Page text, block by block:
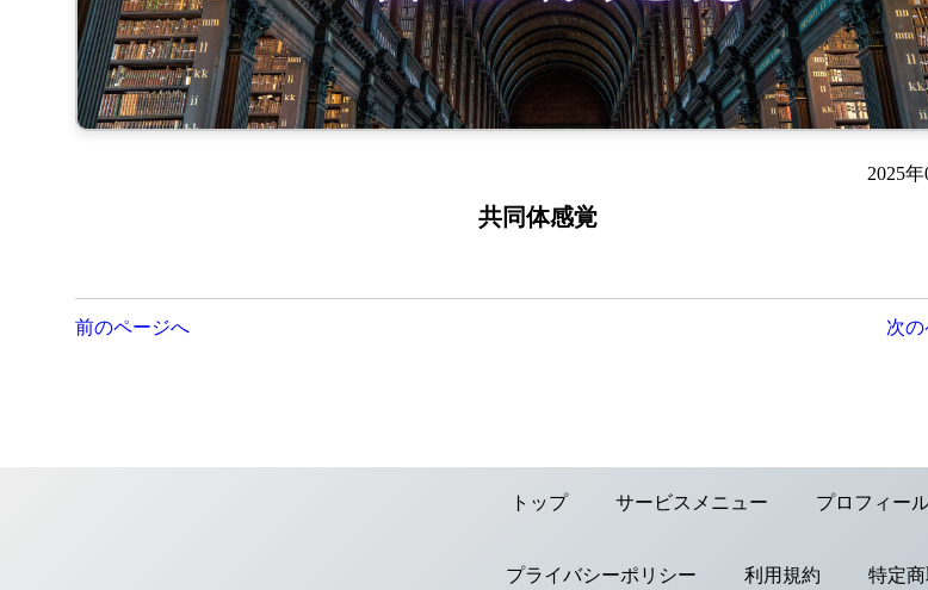
2025年
共同体感覚
投
前のページへ 次
トップ サービスメニュー プロフィー
プライバシーポリシー 利用規約 特定